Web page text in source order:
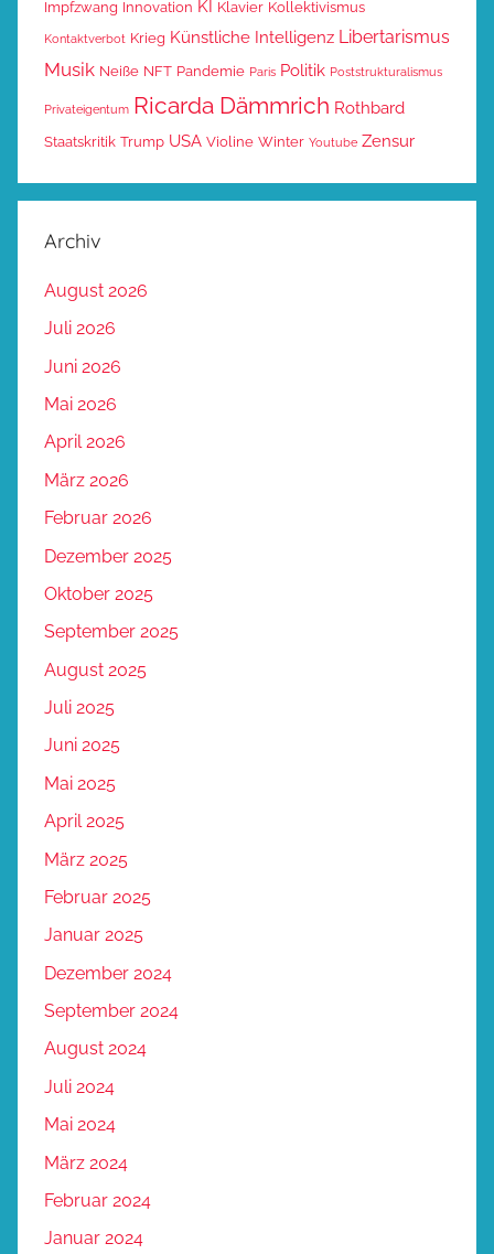
Impfzwang Innovation KI Klavier Kollektivismus
Kontaktverbot Krieg Künstliche Intelligenz Libertarismus
Musik Neiße NFT Pandemie Paris Politik Poststrukturalismus
Privateigentum Ricarda Dämmrich Rothbard
Staatskritik Trump USA Violine Winter Youtube Zensur
Archiv
August 2026
Juli 2026
Juni 2026
Mai 2026
April 2026
März 2026
Februar 2026
Dezember 2025
Oktober 2025
September 2025
August 2025
Juli 2025
Juni 2025
Mai 2025
April 2025
März 2025
Februar 2025
Januar 2025
Dezember 2024
September 2024
August 2024
Juli 2024
Mai 2024
März 2024
Februar 2024
Januar 2024